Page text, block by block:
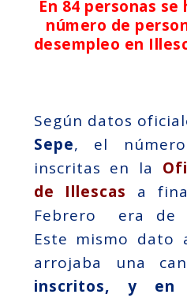
En 84 personas
número de
desempleo en
Según datos
Sepe, el
inscritas en la
de Illescas a
Febrero era de
Este mismo dato
arrojaba una
inscritos, y en